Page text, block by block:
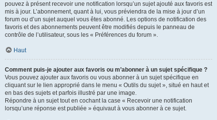
pouvez à présent recevoir une notification lorsqu’un sujet ajouté aux favoris est
mis à jour. L’abonnement, quant à lui, vous préviendra de la mise à jour d’un
forum ou d’un sujet auquel vous êtes abonné. Les options de notification des
favoris et des abonnements peuvent être modifiés depuis le panneau de
contrôle de l’utilisateur, sous les « Préférences du forum ».
Haut
Comment puis-je ajouter aux favoris ou m’abonner à un sujet spécifique ?
Vous pouvez ajouter aux favoris ou vous abonner à un sujet spécifique en
cliquant sur le lien approprié dans le menu « Outils du sujet », situé en haut et
en bas des sujets et parfois illustré par une image.
Répondre à un sujet tout en cochant la case « Recevoir une notification
lorsqu’une réponse est publiée » équivaut à vous abonner à ce sujet.